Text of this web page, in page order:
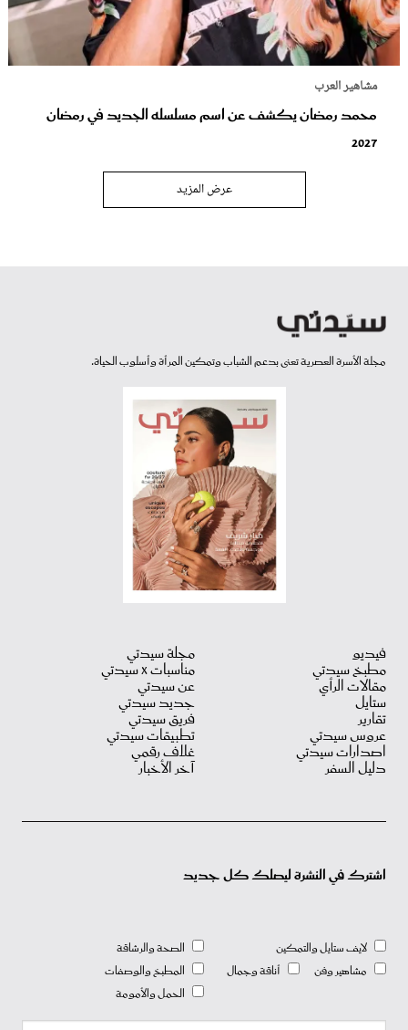
مشاهير العرب
محمد رمضان يكشف عن اسم مسلسله الجديد في رمضان
2027
عرض المزيد
مجلة الأسرة العصرية تعنى بدعم الشباب وتمكين المرأة وأسلوب الحياة.
فيديو
مطبخ سيدتي
مقالات الرأي
ستايل
تقارير
عروس سيدتي
اصدارات سيدتي
دليل السفر
مجلة سيدتي
مناسبات X سيدتي
عن سيدتي
جديد سيدتي
فريق سيدتي
تطبيقات سيدتي
غلاف رقمي
آخر الأخبار
اشترك في النشرة ليصلك كل جديد
لايف ستايل والتمكين
مشاهير وفن
أناقة وجمال
الصحة والرشاقة
المطبخ والوصفات
الحمل والأمومة